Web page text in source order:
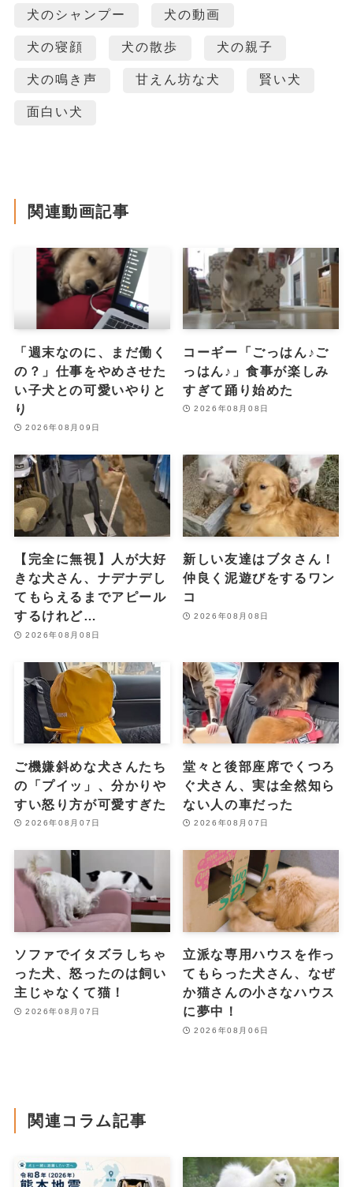
犬のシャンプー 犬の動画
犬の寝顔 犬の散歩 犬の親子
犬の鳴き声 甘えん坊な犬 賢い犬
面白い犬
関連動画記事
「週末なのに、まだ働く
の？」仕事をやめさせた
い子犬との可愛いやりと
り
2026年08月09日
コーギー「ごっはん♪ご
っはん♪」食事が楽しみ
すぎて踊り始めた
2026年08月08日
【完全に無視】人が大好
きな犬さん、ナデナデし
てもらえるまでアピール
するけれど…
2026年08月08日
新しい友達はブタさん！
仲良く泥遊びをするワン
コ
2026年08月08日
ご機嫌斜めな犬さんたち
の「プイッ」、分かりや
すい怒り方が可愛すぎた
2026年08月07日
堂々と後部座席でくつろ
ぐ犬さん、実は全然知ら
ない人の車だった
2026年08月07日
ソファでイタズラしちゃ
った犬、怒ったのは飼い
主じゃなくて猫！
2026年08月07日
立派な専用ハウスを作っ
てもらった犬さん、なぜ
か猫さんの小さなハウス
に夢中！
2026年08月06日
関連コラム記事